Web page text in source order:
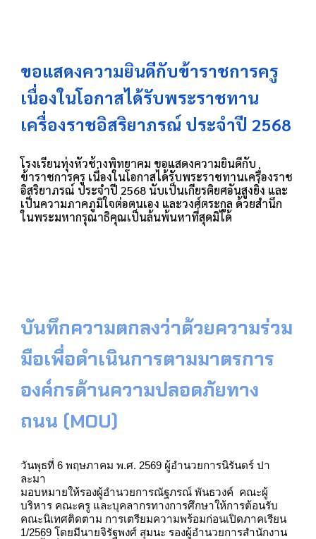
ขอแสดงความยินดีกับข้าราชการครู
เนื่องในโอกาสได้รับพระราชทาน
เครื่องราชอิสริยาภรณ์ ประจำปี 2568
โรงเรียนทุ่งหัวช้างพิทยาคม ขอแสดงความยินดีกับ
ข้าราชการครู เนื่องในโอกาสได้รับพระราชทานเครื่องราช
อิสริยาภรณ์ ประจำปี 2568 นับเป็นเกียรติยศอันสูงยิ่ง และ
เป็นความภาคภูมิใจต่อตนเอง และวงศ์ตระกูล ด้วยสำนึก
ในพระมหากรุณาธิคุณเป็นล้นพ้นหาที่สุดมิได้
บันทึกความตกลงว่าด้วยความร่วม
มือเพื่อดำเนินการตามมาตรการ
องค์กรด้านความปลอดภัยทาง
ถนน (MOU)
วันพุธที่ 6 พฤษภาคม พ.ศ. 2569 ผู้อำนวยการนิรันดร์ ปา
ละมา
มอบหมายให้รองผู้อำนวยการณัฐภรณ์ พันธวงค์ คณะผู้
บริหาร คณะครู และบุคลากรทางการศึกษาให้การต้อนรับ
คณะนิเทศติดตาม การเตรียมความพร้อมก่อนเปิดภาคเรียน
1/2569 โดยมีนายจิรัฐพงศ์ สุมนะ รองผู้อำนวยการสำนักงาน